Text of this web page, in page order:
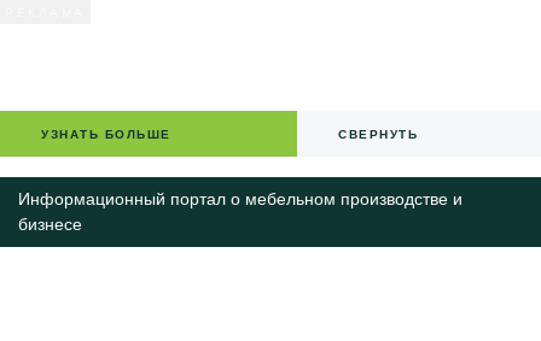
УЗНАТЬ БОЛЬШЕ СВЕРНУТЬ
Информационный портал о мебельном производстве и
бизнесе